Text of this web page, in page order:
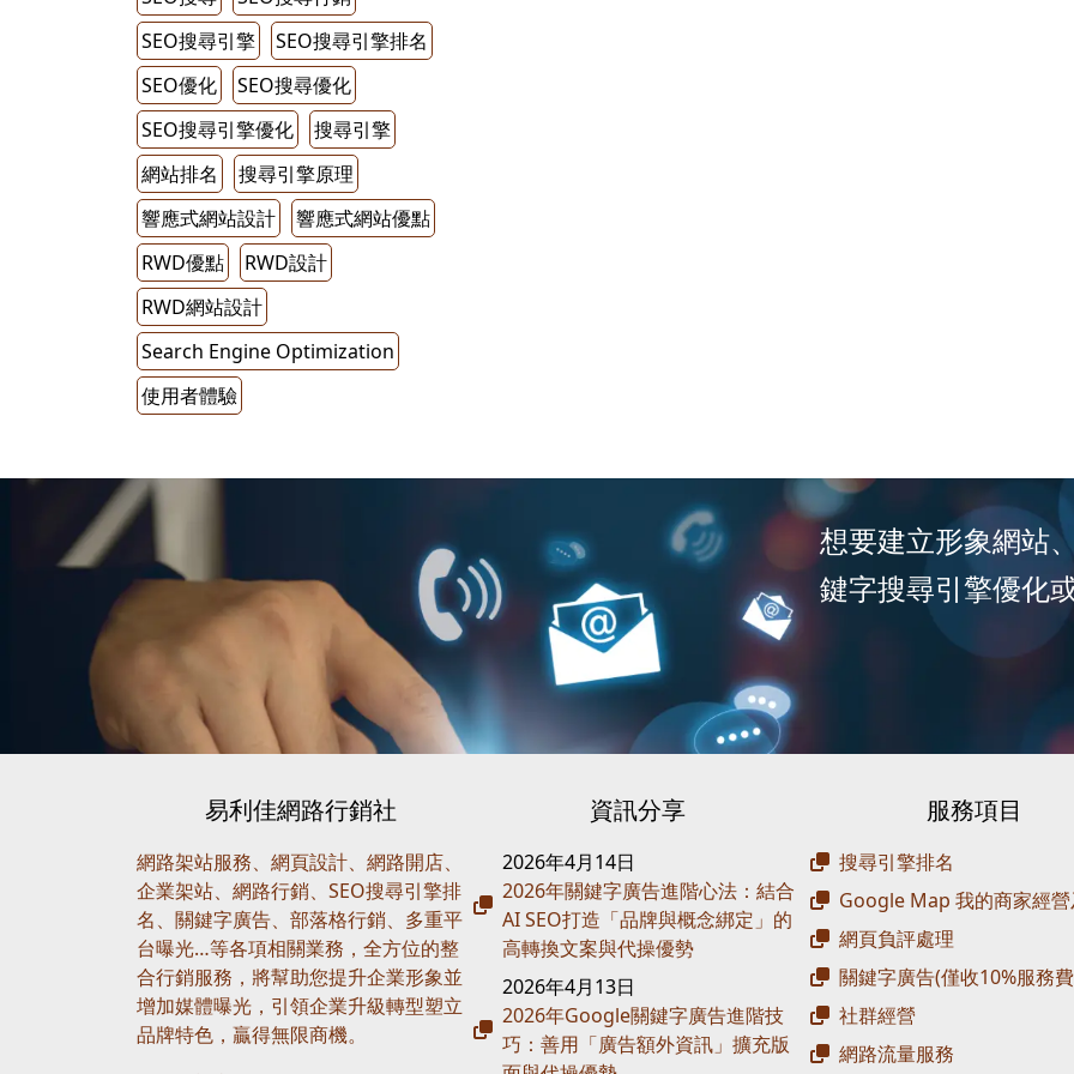
SEO搜尋引擎
SEO搜尋引擎排名
SEO優化
SEO搜尋優化
SEO搜尋引擎優化
搜尋引擎
網站排名
搜尋引擎原理
響應式網站設計
響應式網站優點
RWD優點
RWD設計
RWD網站設計
Search Engine Optimization
使用者體驗
想要建立形象網站
鍵字搜尋引擎優化
易利佳網路行銷社
網路架站服務、網頁設計、網路開店、
企業架站、網路行銷、SEO搜尋引擎排
名、關鍵字廣告、部落格行銷、多重平
台曝光…等各項相關業務，全方位的整
合行銷服務，將幫助您提升企業形象並
增加媒體曝光，引領企業升級轉型塑立
品牌特色，贏得無限商機。
資訊分享
2026年4月14日
2026年關鍵字廣告進階心法：結合
AI SEO打造「品牌與概念綁定」的
高轉換文案與代操優勢
2026年4月13日
2026年Google關鍵字廣告進階技
巧：善用「廣告額外資訊」擴充版
服務項目
搜尋引擎排名
Google Map 我的商家經
網頁負評處理
關鍵字廣告(僅收10%服務
社群經營
網路流量服務